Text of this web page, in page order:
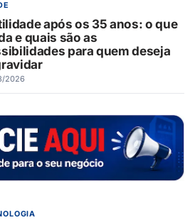
após os 35 anos: o que
e quais são as
para quem deseja
2026